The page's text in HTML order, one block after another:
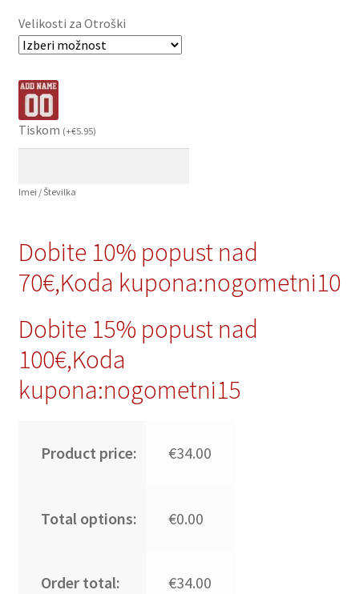
Velikosti za Otroški
Tiskom (+€5.95)
Imei / Številka
Dobite 10% popust nad
70€,Koda kupona:nogometni10
Dobite 15% popust nad
100€,Koda
kupona:nogometni15
Product price: €34.00
Total options: €0.00
Order total: €34.00